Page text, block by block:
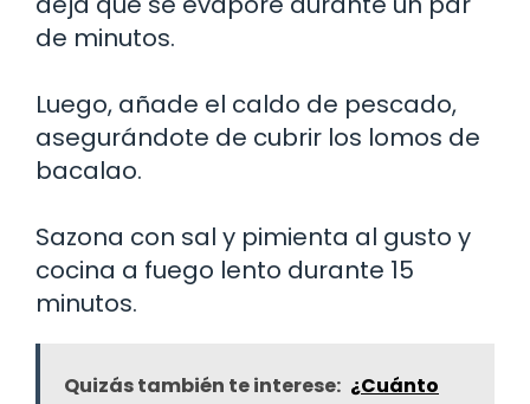
de minutos.
Luego, añade el caldo de pescado,
asegurándote de cubrir los lomos de
bacalao.
Sazona con sal y pimienta al gusto y
cocina a fuego lento durante 15
minutos.
Quizás también te interese: ¿Cuánto